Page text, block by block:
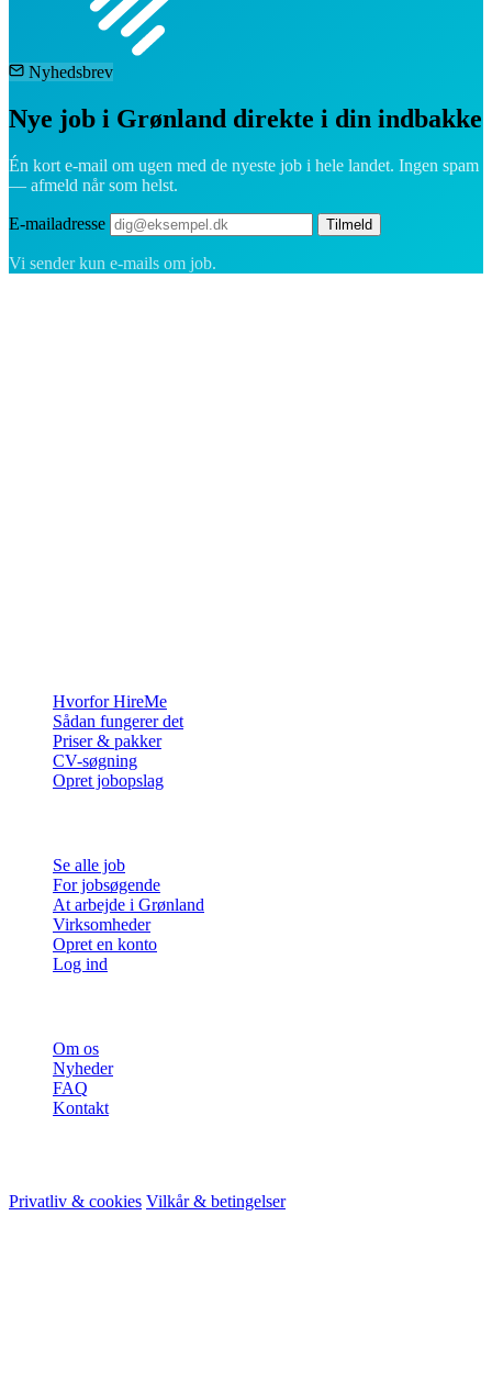
Nyhedsbrev
Nye job i Grønland direkte i din indbakke
Én kort e-mail om ugen med de nyeste job i hele landet. Ingen spam
— afmeld når som helst.
E-mailadresse Tilmeld
Vi sender kun e-mails om job.
Hvorfor HireMe
Sådan fungerer det
Priser & pakker
CV-søgning
Opret jobopslag
Se alle job
For jobsøgende
At arbejde i Grønland
Virksomheder
Opret en konto
Log ind
Om os
Nyheder
FAQ
Kontakt
Privatliv & cookies Vilkår & betingelser